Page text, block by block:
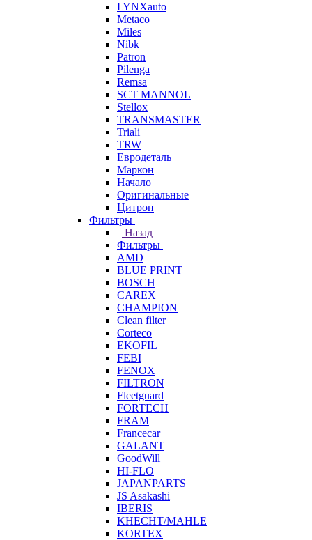
LYNXauto
Metaco
Miles
Nibk
Patron
Pilenga
Remsa
SCT MANNOL
Stellox
TRANSMASTER
Triali
TRW
Евродеталь
Маркон
Начало
Оригинальные
Цитрон
Фильтры
Назад
Фильтры
AMD
BLUE PRINT
BOSCH
CAREX
CHAMPION
Clean filter
Corteco
EKOFIL
FEBI
FENOX
FILTRON
Fleetguard
FORTECH
FRAM
Francecar
GALANT
GoodWill
HI-FLO
JAPANPARTS
JS Asakashi
IBERIS
KHECHT/MAHLE
KORTEX